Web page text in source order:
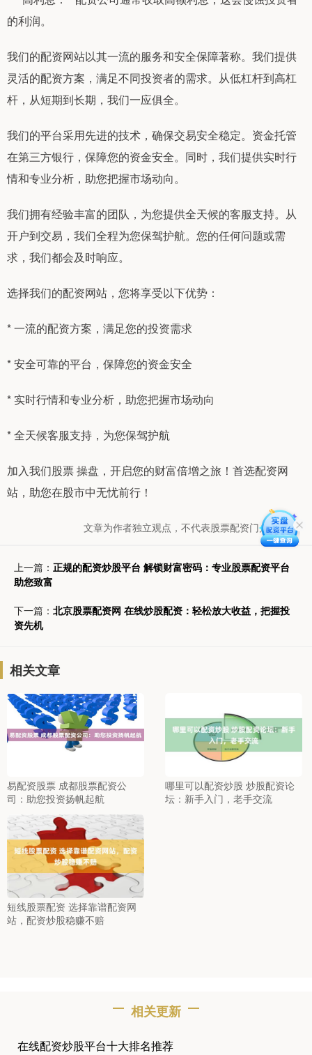
的利润。
我们的配资网站以其一流的服务和安全保障著称。我们提供
灵活的配资方案，满足不同投资者的需求。从低杠杆到高杠
杆，从短期到长期，我们一应俱全。
我们的平台采用先进的技术，确保交易安全稳定。资金托管
在第三方银行，保障您的资金安全。同时，我们提供实时行
情和专业分析，助您把握市场动向。
我们拥有经验丰富的团队，为您提供全天候的客服支持。从
开户到交易，我们全程为您保驾护航。您的任何问题或需
求，我们都会及时响应。
选择我们的配资网站，您将享受以下优势：
* 一流的配资方案，满足您的投资需求
* 安全可靠的平台，保障您的资金安全
* 实时行情和专业分析，助您把握市场动向
* 全天候客服支持，为您保驾护航
加入我们股票 操盘，开启您的财富倍增之旅！首选配资网
站，助您在股市中无忧前行！
文章为作者独立观点，不代表股票配资门户网观点
上一篇： 正规的配资炒股平台 解锁财富密码：专业股票配资平台
助您致富
下一篇： 北京股票配资网 在线炒股配资：轻松放大收益，把握投
资先机
相关文章
易配资股票 成都股票配资公
司：助您投资扬帆起航
哪里可以配资炒股 炒股配资论
坛：新手入门，老手交流
短线股票配资 选择靠谱配资网
站，配资炒股稳赚不赔
相关更新
在线配资炒股平台十大排名推荐